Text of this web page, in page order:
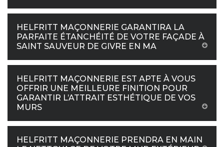
HELFRITT MAÇONNERIE GARANTIRA LA
PARFAITE ÉTANCHÉITÉ DE VOTRE FAÇADE À
SAINT SAUVEUR DE GIVRE EN MA
HELFRITT MAÇONNERIE EST APTE À VOUS
OFFRIR UNE MEILLEURE FINITION POUR
GARANTIR L’ATTRAIT ESTHÉTIQUE DE VOS
MURS
HELFRITT MAÇONNERIE PRENDRA EN MAIN